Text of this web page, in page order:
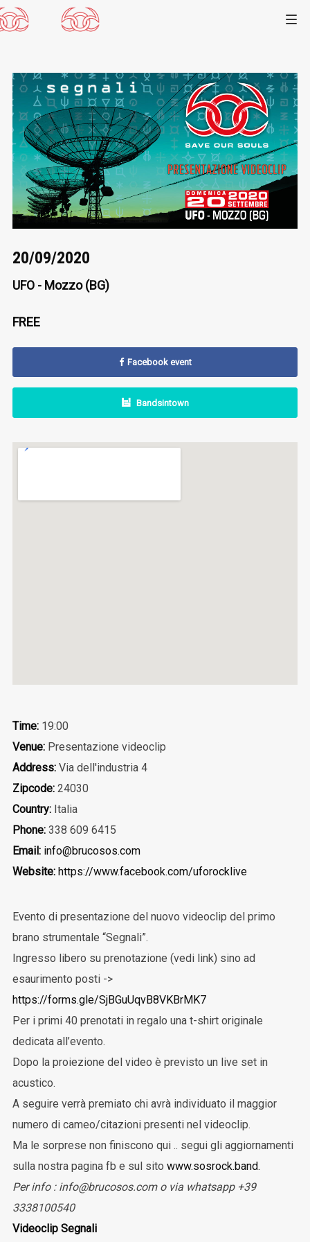
20/09/2020
UFO - Mozzo (BG)
FREE
Facebook event
Bandsintown
Time:19:00
Venue:Presentazione videoclip
Address:Via dell'industria 4
Zipcode:24030
Country:Italia
Phone:338 609 6415
Email: info@brucosos.com
Website: https://www.facebook.com/uforocklive
Evento di presentazione del nuovo videoclip del primo
brano strumentale “Segnali”.
Ingresso libero su prenotazione (vedi link) sino ad
esaurimento posti ->
https://forms.gle/SjBGuUqvB8VKBrMK7
Per i primi 40 prenotati in regalo una t-shirt originale
dedicata all’evento.
Dopo la proiezione del video è previsto un live set in
acustico.
A seguire verrà premiato chi avrà individuato il maggior
numero di cameo/citazioni presenti nel videoclip.
Ma le sorprese non finiscono qui .. segui gli aggiornamenti
sulla nostra pagina fb e sul sito www.sosrock.band.
Per info : info@brucosos.com o via whatsapp +39
3338100540
Videoclip Segnali